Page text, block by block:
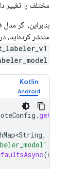
مختلف را تغییر
بنابراین، اگر
منتشر کرده‌اید،
Kotlin
.
,
]
(